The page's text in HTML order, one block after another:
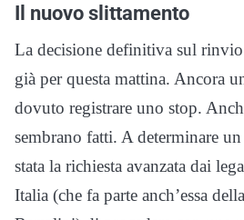
Il nuovo slittamento
La decisione definitiva sul rinvio
già per questa mattina. Ancora
dovuto registrare uno stop.
sembrano fatti. A determinare
stata la richiesta avanzata dai
Italia (che fa parte anch’essa